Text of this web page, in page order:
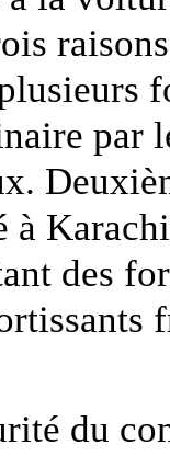
par
à
des
du